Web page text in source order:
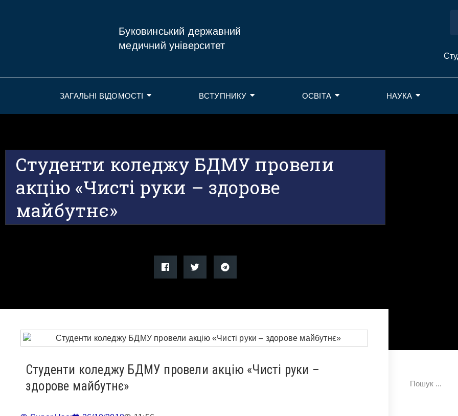
Буковинський державний
медичний університет
ЗАГАЛЬНІ ВІДОМОСТІ ВСТУПНИКУ ОСВІТА НАУКА
Студенти коледжу БДМУ провели
акцію «Чисті руки – здорове
майбутнє»
Студенти коледжу БДМУ провели акцію «Чисті руки –
здорове майбутнє»